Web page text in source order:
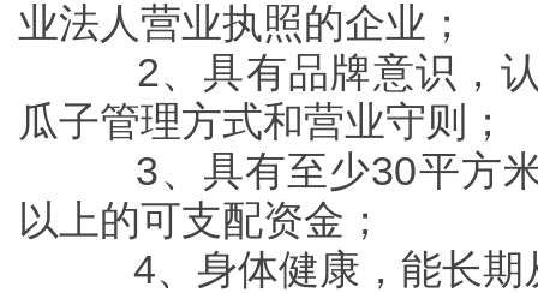
业法人营业执照的企业；
2、具有品牌意识，认
瓜子管理方式和营业守则；
3、具有至少30平方米
以上的可支配资金；
4、身体健康，能长期